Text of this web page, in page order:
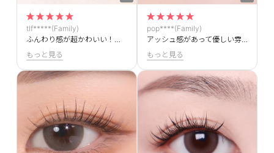
tlf*****(Family)
ふんわり感が超かわいい！ほかの色も使ってみたい～
もっと見る
pop****(Family)
アッシュ感があって優しい雰囲気になれる！！
もっと見る